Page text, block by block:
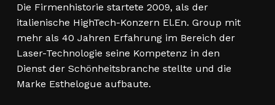
Die Firmenhistorie startete 2009, als der
italienische HighTech-Konzern El.En. Group mit
mehr als 40 Jahren Erfahrung im Bereich der
Laser-Technologie seine Kompetenz in den
Dienst der Schönheitsbranche stellte und die
Marke Esthelogue aufbaute.